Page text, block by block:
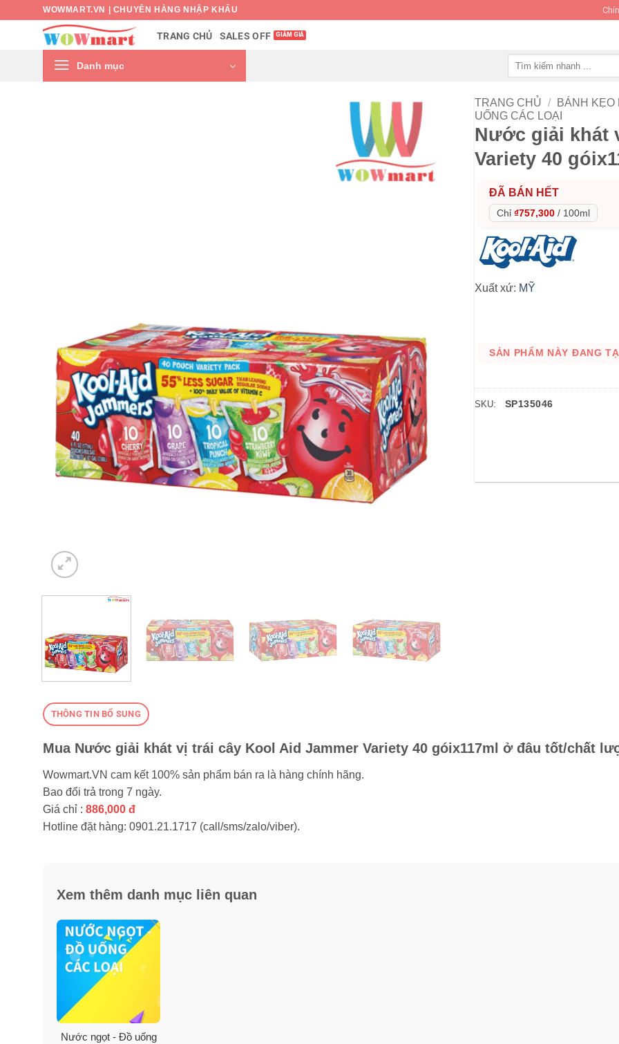
WOWMART.VN | CHUYÊN HÀNG NHẬP KHẨU
TRANG CHỦ SALES OFF
Danh mục
TRANG CHỦ / BÁNH KẸO
UỐNG CÁC LOẠI
Nước giải khát
Variety 40
ĐÃ BÁN HẾT
Chỉ ₫757,300 / 100ml
Xuất xứ: MỸ
SẢN PHẨM NÀY ĐANG
SKU: SP135046
THÔNG TIN BỔ SUNG
Mua Nước giải khát vị trái cây Kool Aid Jammer Variety 40 góix117ml ở đâu tốt/chất
Wowmart.VN cam kết 100% sản phẩm bán ra là hàng chính hãng.
Bao đổi trả trong 7 ngày.
Giá chỉ : 886,000 đ
Hotline đặt hàng: 0901.21.1717 (call/sms/zalo/viber).
Xem thêm danh mục liên quan
Nước ngọt - Đồ uống